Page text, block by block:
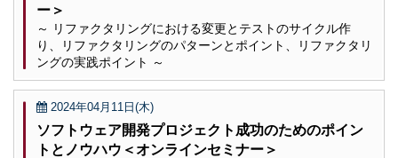
ー＞
～ リファクタリングにおける変更とテストのサイクル作
り、リファクタリングのパターンとポイント、リファクタリ
ングの実践ポイント ～
2024年04月11日(木)
ソフトウェア開発プロジェクト成功のためのポイン
トとノウハウ＜オンラインセミナー＞